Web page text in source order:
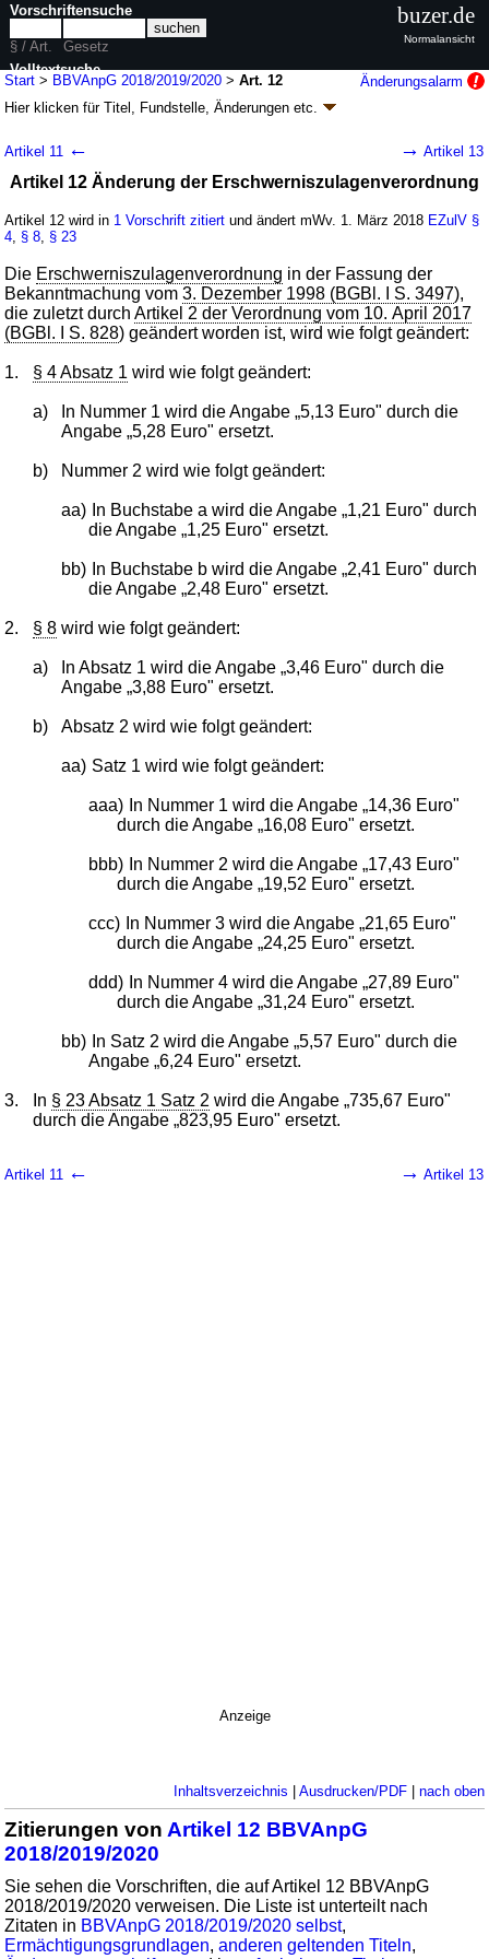
Start > BBVAnpG 2018/2019/2020 >Art. 12
Änderungsalarm
Hier klicken fürTitel, Fundstelle, Änderungen etc.
versorgungsanpassungsgesetz
2018/2019/2020 (BBVAnpG 2018/2019/2020)
G. v. 08.11.2018 BGBl. I S. 1810(Nr. 37); Geltung ab 01.03.2018,
abweichend siehe
wird in 9 Vorschriften zitiert
Artikel 11 ← → Artikel 13
Artikel 12 Änderung der Erschwerniszulagenverordnung
Artikel 12 wird in 1 Vorschrift zitiert und ändert mWv. 1. März 2018 EZulV §
4 § 8 § 23
Die Erschwerniszulagenverordnung in der Fassung der
Bekanntmachung vom3. Dezember 1998 (BGBl. I S. 3497),
die zuletzt durchArtikel 2 der Verordnung vom 10. April 2017
(BGBl. I S. 828) geändert worden ist, wird wie folgt geändert:
1. § 4 Absatz 1 wird wie folgt geändert:
a)
In Nummer 1 wird die Angabe „5,13 Euro" durch die
Angabe „5,28 Euro" ersetzt.
b) Nummer 2 wird wie folgt geändert:
aa)
In Buchstabe a wird die Angabe „1,21 Euro" durch
die Angabe „1,25 Euro" ersetzt.
bb)
In Buchstabe b wird die Angabe „2,41 Euro" durch
die Angabe „2,48 Euro" ersetzt.
2. § 8 wird wie folgt geändert:
a)
In Absatz 1 wird die Angabe „3,46 Euro" durch die
Angabe „3,88 Euro" ersetzt.
b) Absatz 2 wird wie folgt geändert:
aa) Satz 1 wird wie folgt geändert:
aaa) In Nummer 1 wird die Angabe „14,36 Euro"
durch die Angabe „16,08 Euro" ersetzt.
bbb) In Nummer 2 wird die Angabe „17,43 Euro"
durch die Angabe „19,52 Euro" ersetzt.
ccc) In Nummer 3 wird die Angabe „21,65 Euro"
durch die Angabe „24,25 Euro" ersetzt.
ddd) In Nummer 4 wird die Angabe „27,89 Euro"
durch die Angabe „31,24 Euro" ersetzt.
bb)
In Satz 2 wird die Angabe „5,57 Euro" durch die
Angabe „6,24 Euro" ersetzt.
3. In § 23 Absatz 1 Satz 2 wird die Angabe „735,67 Euro"
durch die Angabe „823,95 Euro" ersetzt.
Artikel 11 ← → Artikel 13
Anzeige
Inhaltsverzeichnis | Ausdrucken/PDF| nach oben
Zitierungen von Artikel 12 BBVAnpG
2018/2019/2020
Sie sehen die Vorschriften, die auf Artikel 12 BBVAnpG
2018/2019/2020 verweisen. Die Liste ist unterteilt nach
Zitaten in BBVAnpG 2018/2019/2020 selbst,
Ermächtigungsgrundlagen,anderen geltenden Titeln,
Vorschriftensuche
§ / Art.
Gesetz
Volltextsuche
nur in BBVAnpG 2018/2019/2020
buzer.de
Normalansicht